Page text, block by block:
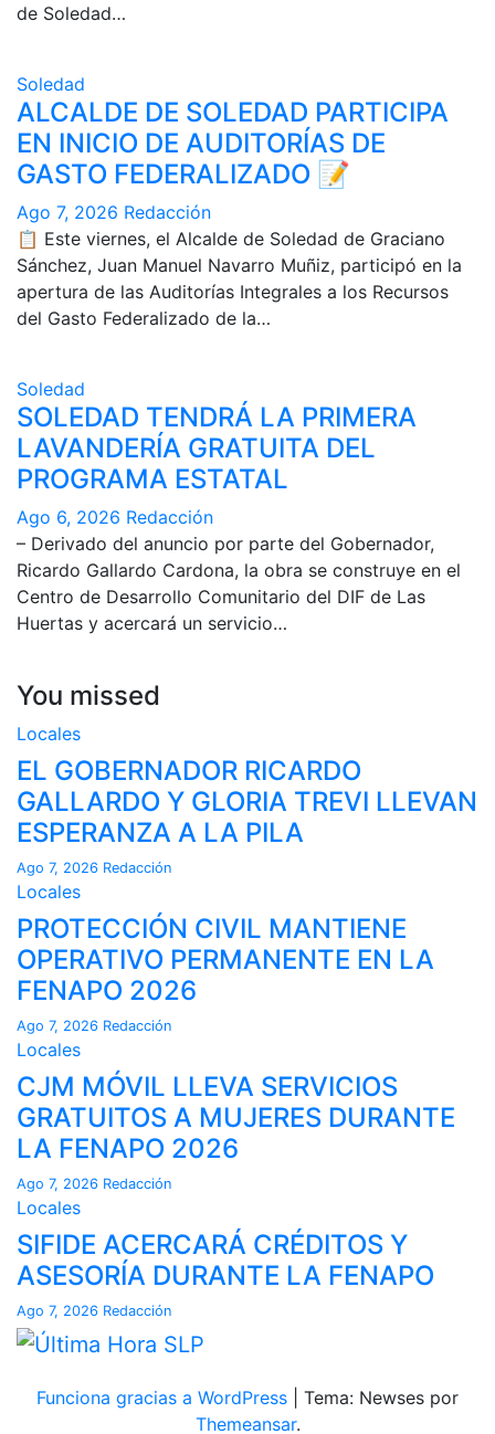
de Soledad…
Soledad
ALCALDE DE SOLEDAD PARTICIPA
EN INICIO DE AUDITORÍAS DE
GASTO FEDERALIZADO 📝
Ago 7, 2026 Redacción
📋 Este viernes, el Alcalde de Soledad de Graciano
Sánchez, Juan Manuel Navarro Muñiz, participó en la
apertura de las Auditorías Integrales a los Recursos
del Gasto Federalizado de la…
Soledad
SOLEDAD TENDRÁ LA PRIMERA
LAVANDERÍA GRATUITA DEL
PROGRAMA ESTATAL
Ago 6, 2026 Redacción
– Derivado del anuncio por parte del Gobernador,
Ricardo Gallardo Cardona, la obra se construye en el
Centro de Desarrollo Comunitario del DIF de Las
Huertas y acercará un servicio…
You missed
Locales
EL GOBERNADOR RICARDO
GALLARDO Y GLORIA TREVI LLEVAN
ESPERANZA A LA PILA
Ago 7, 2026 Redacción
Locales
PROTECCIÓN CIVIL MANTIENE
OPERATIVO PERMANENTE EN LA
FENAPO 2026
Ago 7, 2026 Redacción
Locales
CJM MÓVIL LLEVA SERVICIOS
GRATUITOS A MUJERES DURANTE
LA FENAPO 2026
Ago 7, 2026 Redacción
Locales
SIFIDE ACERCARÁ CRÉDITOS Y
ASESORÍA DURANTE LA FENAPO
Ago 7, 2026 Redacción
Funciona gracias a WordPress
Tema: Newses por
Themeansar.